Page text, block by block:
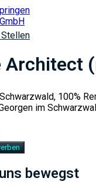
Architect
100%
im
bewegst